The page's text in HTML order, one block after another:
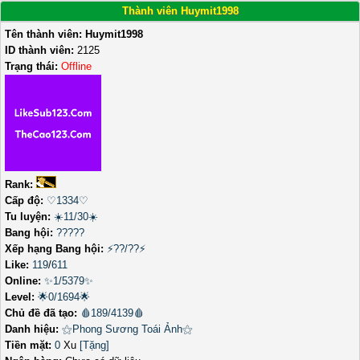
Thành viên Huymit1998
Tên thành viên: Huymit1998
ID thành viên: 2125
Trạng thái: Offline
Rank:
Cấp độ: ♡1334♡
Tu luyện: ☀️11/30☀️
Bang hội: ?????
Xếp hạng Bang hội: ⚡??/??⚡
Like: 119/611
Online: ✨1/5379✨
Level: 🌟0/1694🌟
Chủ đề đã tạo: 🩸189/4139🩸
Danh hiệu: ⚝Phong Sương Toái Ảnh⚝
Tiền mặt: 0 Xu [Tặng]